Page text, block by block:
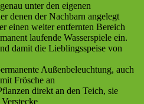
unter den eigenen
denen der Nachbarn angelegt
einen weiter entfernten Bereich
laufende Wasserspiele ein.
damit die Lieblingsspeise von
Außenbeleuchtung, auch
Frösche an
direkt an den Teich, sie